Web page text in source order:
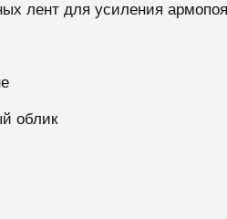
лент для усиления
облик